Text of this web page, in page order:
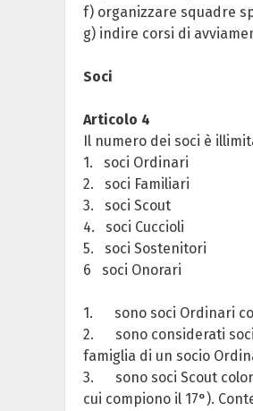
f) organizzare squadre
g) indire corsi di
Soci
Articolo 4
Il numero dei soci è
1. soci Ordinari
2. soci Familiari
3. soci Scout
4. soci Cuccioli
5. soci Sostenitori
6 soci Onorari
1. sono soci Ordinari
2. sono considerati soci
famiglia di un socio
3. sono soci Scout
cui compiono il 17°).